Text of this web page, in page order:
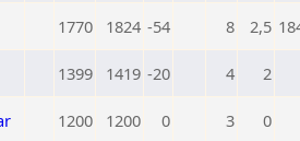
1770 1824 -54 8 2,5
1399 1419 -20 4 2
1200 1200 0 3 0